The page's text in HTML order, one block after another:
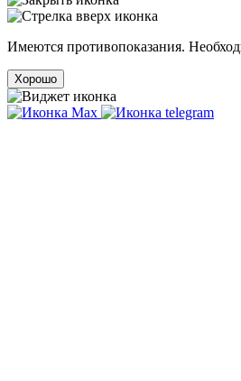
Имеются противопоказания.
Хорошо